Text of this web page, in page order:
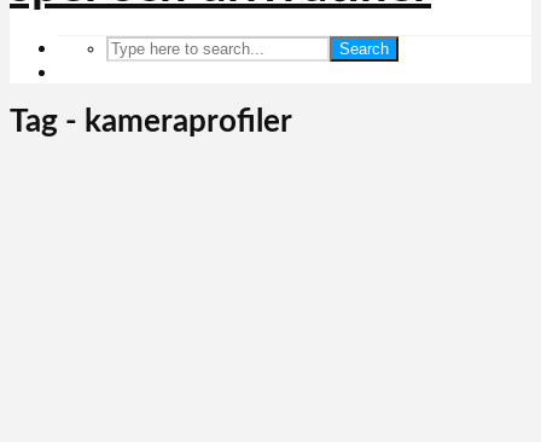
Search
Tag - kameraprofiler